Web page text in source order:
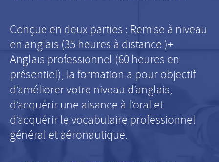
Conçue en deux parties : Remise à niveau
en anglais (35 heures à distance )+
Anglais professionnel (60 heures en
présentiel), la formation a pour objectif
d’améliorer votre niveau d’anglais,
d’acquérir une aisance à l’oral et
d’acquérir le vocabulaire professionnel
général et aéronautique.